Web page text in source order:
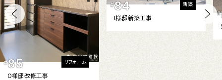
#85 リフォーム
O様邸改修工事
#84 新築
I様邸新築工事
#